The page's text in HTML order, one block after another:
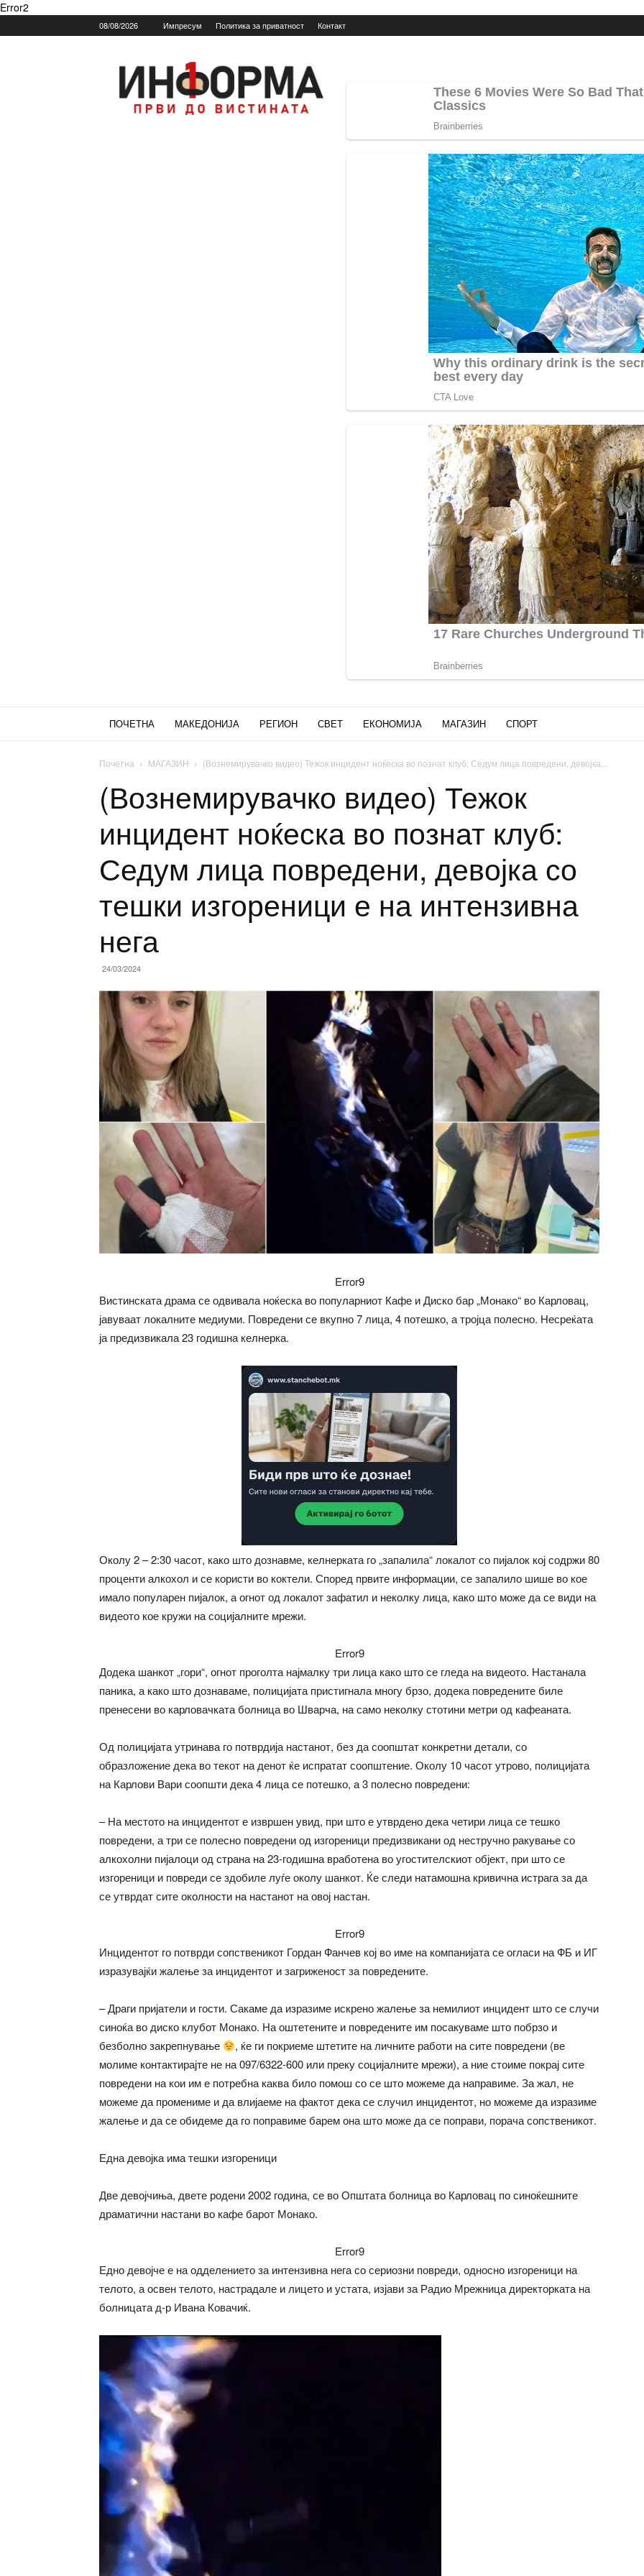
Error2
08/08/2026 Импресум Политика за приватност Контакт
Informa.mk
ПОЧЕТНА МАКЕДОНИЈА РЕГИОН СВЕТ ЕКОНОМИЈА МАГАЗИН СПОРТ
Почетна МАГАЗИН (Вознемирувачко видео) Тежок инцидент ноќеска во познат клуб: Седум лица повредени, девојка...
(Вознемирувачко видео) Тежок
инцидент ноќеска во познат клуб:
Седум лица повредени, девојка со
тешки изгореници е на интензивна
нега
24/03/2024
Error9
Вистинската драма се одвивала ноќеска во популарниот Кафе и Диско бар „Монако“ во Карловац,
јавуваат локалните медиуми. Повредени се вкупно 7 лица, 4 потешко, а тројца полесно. Несреќата
ја предизвикала 23 годишна келнерка.
Околу 2 – 2:30 часот, како што дознавме, келнерката го „запалила“ локалот со пијалок кој содржи 80
проценти алкохол и се користи во коктели. Според првите информации, се запалило шише во кое
имало популарен пијалок, а огнот од локалот зафатил и неколку лица, како што може да се види на
видеото кое кружи на социјалните мрежи.
Error9
Додека шанкот „гори“, огнот проголта најмалку три лица како што се гледа на видеото. Настанала
паника, а како што дознаваме, полицијата пристигнала многу брзо, додека повредените биле
пренесени во карловачката болница во Шварча, на само неколку стотини метри од кафеаната.
Од полицијата утринава го потврдија настанот, без да соопштат конкретни детали, со
образложение дека во текот на денот ќе испратат соопштение. Околу 10 часот утрово, полицијата
на Карлови Вари соопшти дека 4 лица се потешко, а 3 полесно повредени:
– На местото на инцидентот е извршен увид, при што е утврдено дека четири лица се тешко
повредени, а три се полесно повредени од изгореници предизвикани од нестручно ракување со
алкохолни пијалоци од страна на 23-годишна вработена во угостителскиот објект, при што се
изгореници и повреди се здобиле луѓе околу шанкот. Ќе следи натамошна кривична истрага за да
се утврдат сите околности на настанот на овој настан.
Error9
Инцидентот го потврди сопственикот Гордан Фанчев кој во име на компанијата се огласи на ФБ и ИГ
изразувајќи жалење за инцидентот и загриженост за повредените.
– Драги пријатели и гости. Сакаме да изразиме искрено жалење за немилиот инцидент што се случи
синоќа во диско клубот Монако. На оштетените и повредените им посакуваме што побрзо и
безболно закрепнување
, ќе ги покриеме штетите на личните работи на сите повредени (ве
молиме контактирајте не на 097/6322-600 или преку социјалните мрежи), а ние стоиме покрај сите
повредени на кои им е потребна каква било помош со се што можеме да направиме. За жал, не
можеме да промениме и да влијаеме на фактот дека се случил инцидентот, но можеме да изразиме
жалење и да се обидеме да го поправиме барем она што може да се поправи, порача сопственикот.
Една девојка има тешки изгореници
Две девојчиња, двете родени 2002 година, се во Општата болница во Карловац по синоќешните
драматични настани во кафе барот Монако.
Error9
Едно девојче е на одделението за интензивна нега со сериозни повреди, односно изгореници на
телото, а освен телото, настрадале и лицето и устата, изјави за Радио Мрежница директорката на
болницата д-р Ивана Ковачиќ.
Player